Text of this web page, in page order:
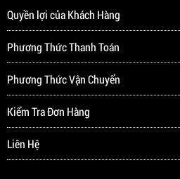
Quyền lợi của Khách Hàng
Phương Thức Thanh Toán
Phương Thức Vận Chuyển
Kiểm Tra Đơn Hàng
Liên Hệ